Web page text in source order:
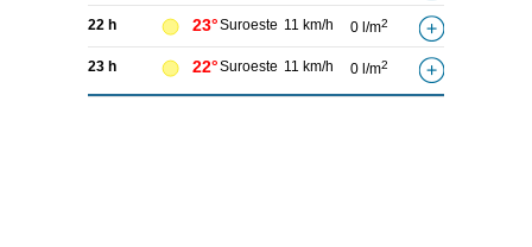
22 h 23°Suroeste 11 km/h 0 l/m2
23 h 22°Suroeste 11 km/h 0 l/m2